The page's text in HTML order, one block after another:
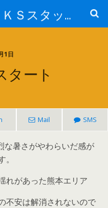
ＨＯＭＥＷＯＲＫＳスタッフ日記ブログ
1日
タート
Mail SMS
な暑さがやわらいだ感が
れがあった熊本エリア
不安は解消されないので